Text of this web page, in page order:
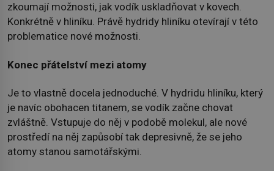
zkoumají možnosti, jak vodík uskladňovat v kovech.
Konkrétně v hliníku. Právě hydridy hliníku otevírají v této
problematice nové možnosti.
Konec přátelství mezi atomy
Je to vlastně docela jednoduché. V hydridu hliníku, který
je navíc obohacen titanem, se vodík začne chovat
zvláštně. Vstupuje do něj v podobě molekul, ale nové
prostředí na něj zapůsobí tak depresivně, že se jeho
atomy stanou samotářskými.